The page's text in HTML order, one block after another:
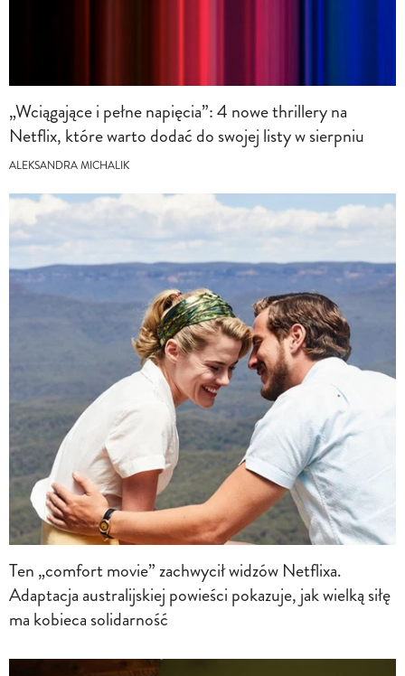
„Wciągające i pełne napięcia”: 4 nowe thrillery na
Netflix, które warto dodać do swojej listy w sierpniu
ALEKSANDRA MICHALIK
Ten „comfort movie” zachwycił widzów Netflixa.
Adaptacja australijskiej powieści pokazuje, jak wielką siłę
ma kobieca solidarność